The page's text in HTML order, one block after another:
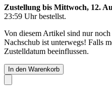
Zustellung bis Mittwoch, 12.
23:59 Uhrbestellst.
Von diesem Artikel sind nur
Nachschub ist unterwegs! Falls
Zustelldatum beeinflussen.
In den Warenkorb